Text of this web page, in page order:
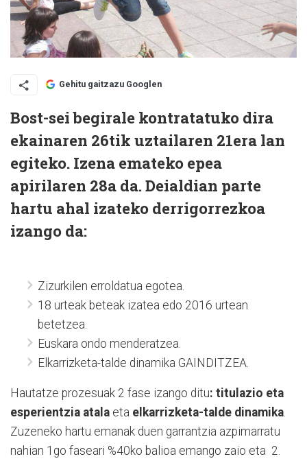
Gehitu gaitzazu Googlen
Bost-sei begirale kontratatuko dira
ekainaren 26tik uztailaren 21era lan
egiteko. Izena emateko epea
apirilaren 28a da. Deialdian parte
hartu ahal izateko derrigorrezkoa
izango da:
Zizurkilen erroldatua egotea.
18 urteak beteak izatea edo 2016 urtean
betetzea.
Euskara ondo menderatzea.
Elkarrizketa-talde dinamika GAINDITZEA.
Hautatze prozesuak 2 fase izango ditu: titulazio eta
esperientzia atala eta elkarrizketa-talde dinamika
Zuzeneko hartu emanak duen garrantzia azpimarratu
nahian 1go faseari %40ko balioa emango zaio eta 2.